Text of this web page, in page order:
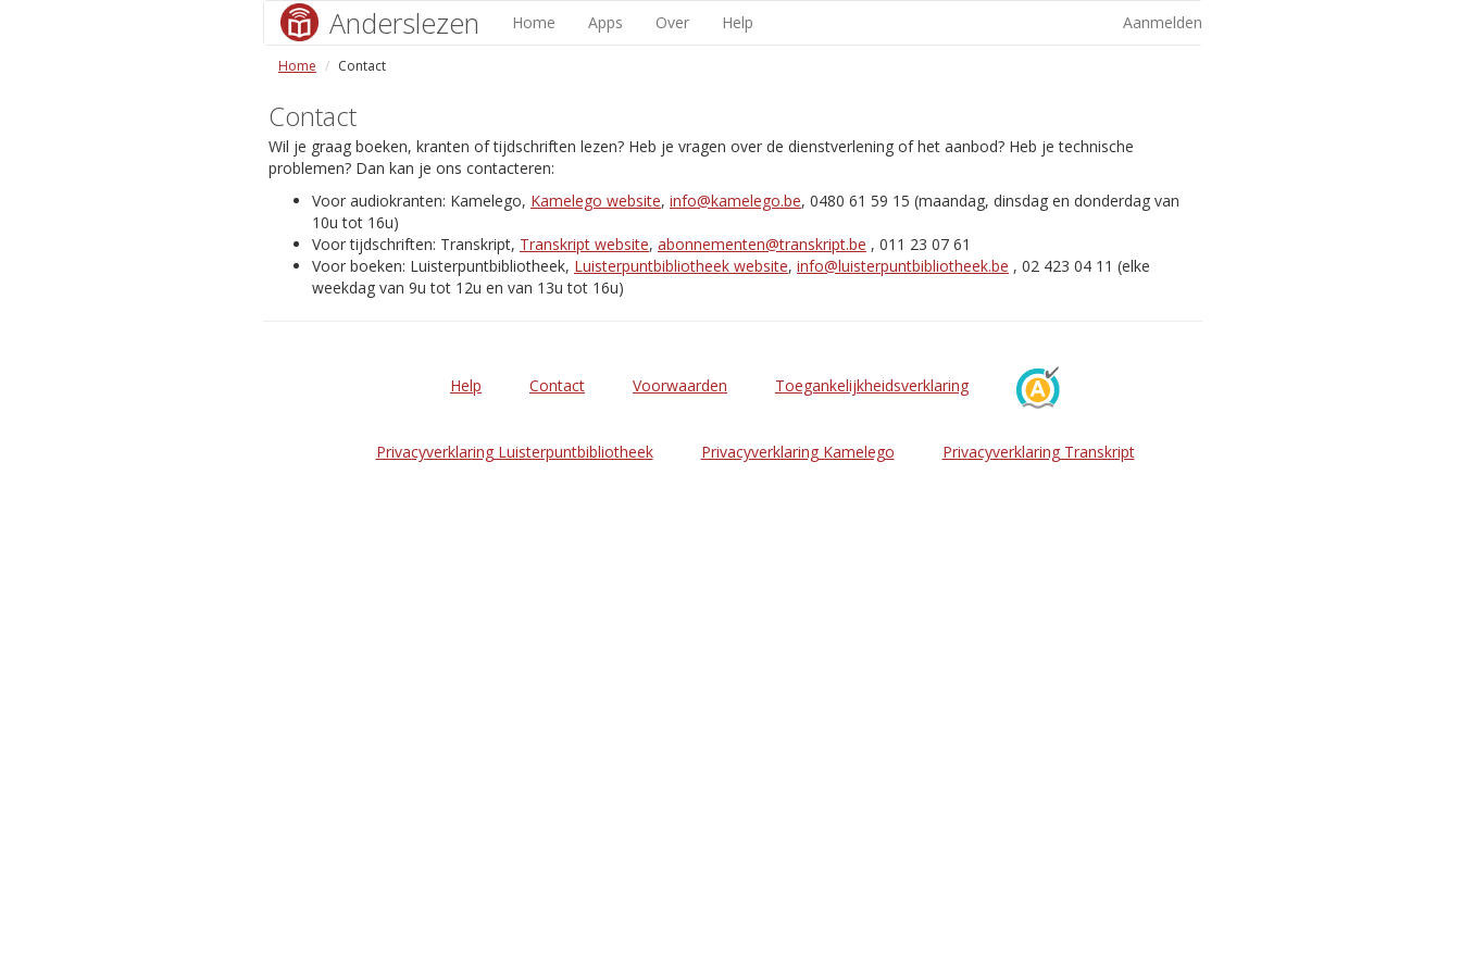
Anderslezen Home Apps Over Help Aanmelden
Home Contact
Contact
Wil je graag boeken, kranten of tijdschriften lezen? Heb je vragen over de dienstverlening of het aanbod? Heb je technische
problemen? Dan kan je ons contacteren:
Voor audiokranten: Kamelego, Kamelego website, info@kamelego.be, 0480 61 59 15 (maandag, dinsdag en donderdag van
10u tot 16u)
Voor tijdschriften: Transkript, Transkript website, abonnementen@transkript.be , 011 23 07 61
Voor boeken: Luisterpuntbibliotheek, Luisterpuntbibliotheek website, info@luisterpuntbibliotheek.be , 02 423 04 11 (elke
weekdag van 9u tot 12u en van 13u tot 16u)
Help Contact Voorwaarden Toegankelijkheidsverklaring
Privacyverklaring Luisterpuntbibliotheek Privacyverklaring Kamelego Privacyverklaring Transkript